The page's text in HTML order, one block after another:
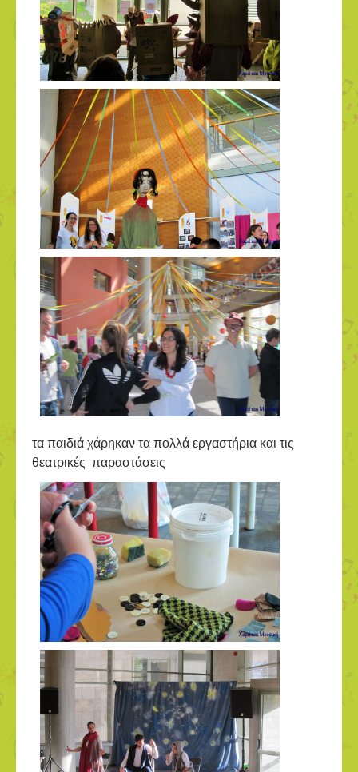
τα παιδιά χάρηκαν τα πολλά εργαστήρια και τις
θεατρικές παραστάσεις